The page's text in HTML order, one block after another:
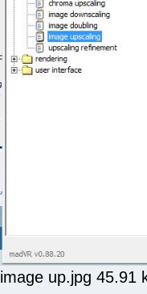
image up.jpg 45.91